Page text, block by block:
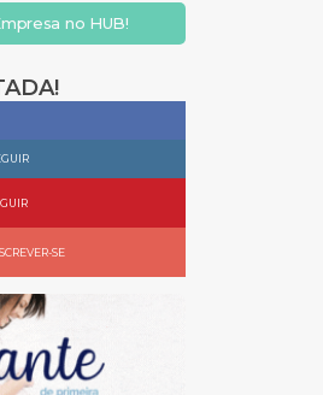
no HUB!
SE